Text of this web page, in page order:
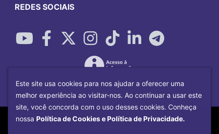
REDES SOCIAIS
Copyright©2026Universidade Federal
Este site usa cookies para nos ajudar a oferecer uma
melhor experiência ao visitar-nos. Ao continuar a usar este
site, você concorda com o uso desses cookies. Conheça
nossa Política de Cookies e Política de Privacidade.